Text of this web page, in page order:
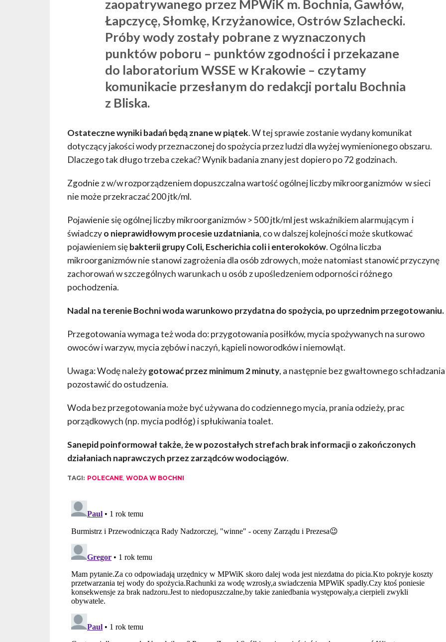
zaopatrywanego przez MPWiK m. Bochnia, Gawłów,
Łapczycę, Słomkę, Krzyżanowice, Ostrów Szlachecki.
Próby wody zostały pobrane z wyznaczonych
punktów poboru – punktów zgodności i przekazane
do laboratorium WSSE w Krakowie – czytamy
komunikacie przesłanym do redakcji portalu Bochnia
z Bliska.
Ostateczne wyniki badań będą znane w piątek. W tej sprawie zostanie wydany komunikat
dotyczący jakości wody przeznaczonej do spożycia przez ludzi dla wyżej wymienionego obszaru.
Dlaczego tak długo trzeba czekać? Wynik badania znany jest dopiero po 72 godzinach.
Zgodnie z w/w rozporządzeniem dopuszczalna wartość ogólnej liczby mikroorganizmów w sieci
nie może przekraczać 200 jtk/ml.
Pojawienie się ogólnej liczby mikroorganizmów > 500 jtk/ml jest wskaźnikiem alarmującym i
świadczyo nieprawidłowym procesie uzdatniania, co w dalszej kolejności może skutkować
pojawieniem siębakterii grupy Coli, Escherichia coli i enterokoków. Ogólna liczba
mikroorganizmów nie stanowi zagrożenia dla osób zdrowych, może natomiast stanowić przyczynę
zachorowań w szczególnych warunkach u osób z upośledzeniem odporności różnego
pochodzenia.
Nadal na terenie Bochni woda warunkowo przydatna do spożycia, po uprzednim przegotowaniu.
Przegotowania wymaga też woda do: przygotowania posiłków, mycia spożywanych na surowo
owoców i warzyw, mycia zębów i naczyń, kąpieli noworodków i niemowląt.
Uwaga: Wodę należygotować przez minimum 2 minuty, a następnie bez gwałtownego schładzania
pozostawić do ostudzenia.
Woda bez przegotowania może być używana do codziennego mycia, prania odzieży, prac
porządkowych (np. mycia podłóg) i spłukiwania toalet.
Sanepid poinformował także, że w pozostałych strefach brak informacji o zakończonych
działaniach naprawczych przez zarządców wodociągów.
TAGI: POLECANE, WODA W BOCHNI